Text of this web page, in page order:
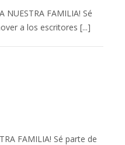
NUESTRA FAMILIA! Sé
a los escritores [...]
FAMILIA! Sé parte de